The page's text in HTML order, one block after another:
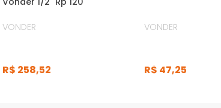
VONDER
R$ 258,52
VONDER
R$ 47,25